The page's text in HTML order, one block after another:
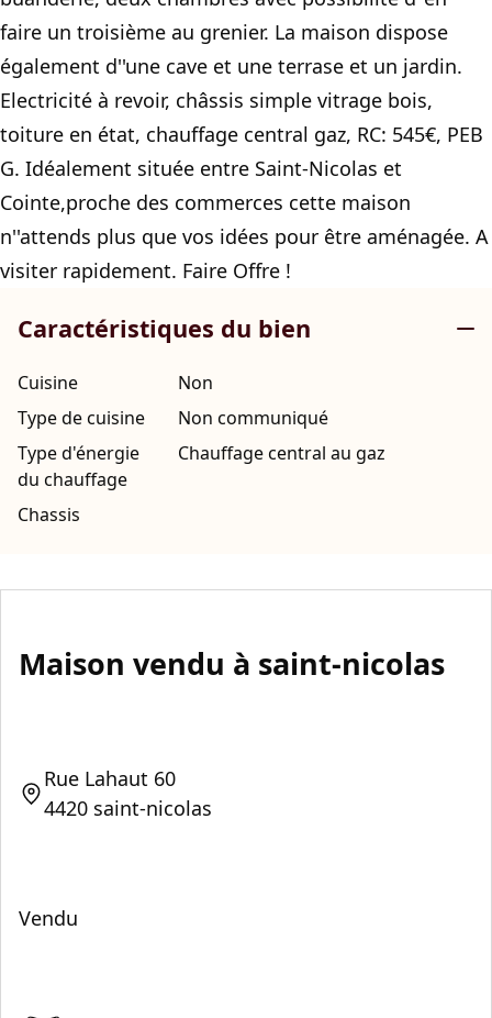
faire un troisième au grenier. La maison dispose
également d''une cave et une terrase et un jardin.
Electricité à revoir, châssis simple vitrage bois,
toiture en état, chauffage central gaz, RC: 545€, PEB
G. Idéalement située entre Saint-Nicolas et
Cointe,proche des commerces cette maison
n''attends plus que vos idées pour être aménagée. A
visiter rapidement. Faire Offre !
Caractéristiques du bien
Cuisine
Non
Type de cuisine
Non communiqué
Type d'énergie
du chauffage
Chauffage central au gaz
Chassis
Maison vendu à saint-nicolas
Rue Lahaut 60
4420 saint-nicolas
Vendu